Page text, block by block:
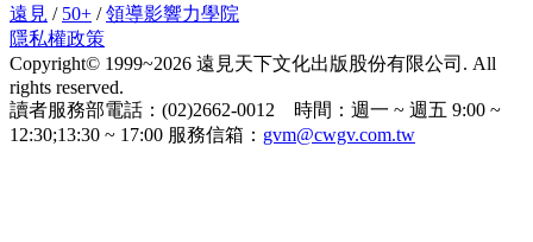
遠見 / 50+ /領導影響力學院
隱私權政策
Copyright© 1999~2026 遠見天下文化出版股份有限公司. All
rights reserved.
讀者服務部電話：(02)2662-0012 時間：週一 ~ 週五 9:00 ~
12:30;13:30 ~ 17:00 服務信箱： gvm@cwgv.com.tw